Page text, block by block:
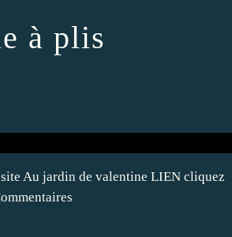
à plis
Au jardin de valentine LIEN cliquez